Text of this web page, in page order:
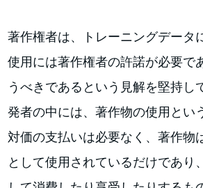
著作権者は、トレーニングデータ
使用には著作権者の許諾が必要で
うべきであるという見解を堅持し
発者の中には、著作物の使用とい
対価の支払いは必要なく、著作物
として使用されているだけであり